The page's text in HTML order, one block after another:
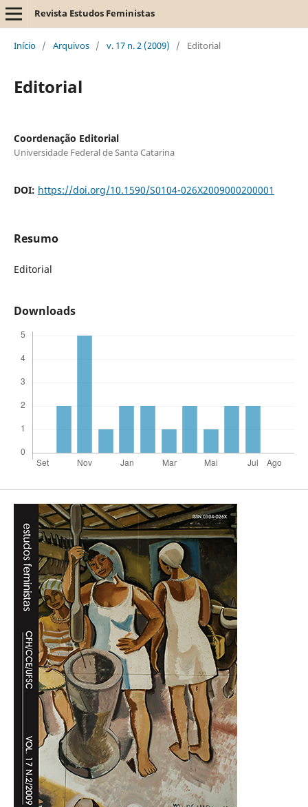
Revista Estudos Feministas
Início / Arquivos / v. 17 n. 2 (2009) / Editorial
Editorial
Coordenação Editorial
Universidade Federal de Santa Catarina
DOI: https://doi.org/10.1590/S0104-026X2009000200001
Resumo
Editorial
Downloads